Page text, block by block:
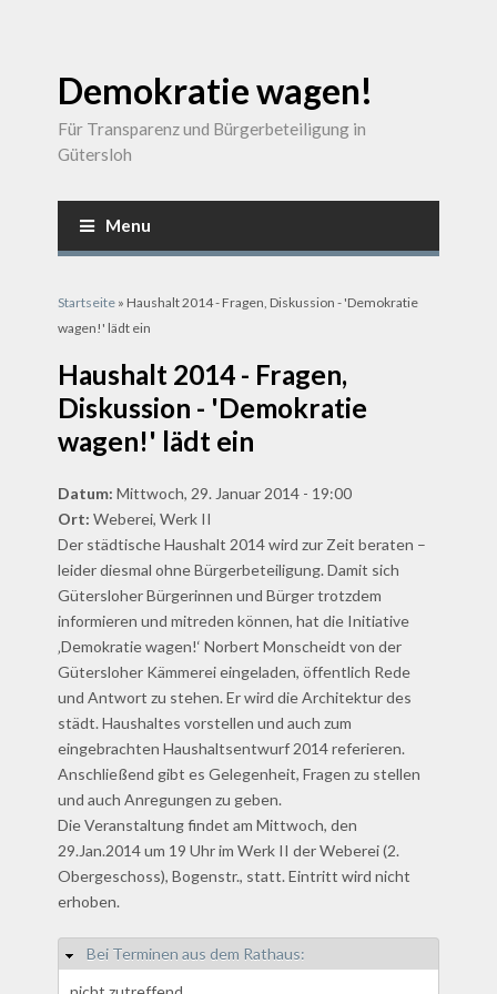
Demokratie wagen!
Für Transparenz und Bürgerbeteiligung in
Gütersloh
Menu
Sie sind hier
Startseite » Haushalt 2014 - Fragen, Diskussion - 'Demokratie
wagen!' lädt ein
Haushalt 2014 - Fragen,
Diskussion - 'Demokratie
wagen!' lädt ein
Datum:Mittwoch, 29. Januar 2014 - 19:00
Ort:Weberei, Werk II
Der städtische Haushalt 2014 wird zur Zeit beraten –
leider diesmal ohne Bürgerbeteiligung. Damit sich
Gütersloher Bürgerinnen und Bürger trotzdem
informieren und mitreden können, hat die Initiative
‚Demokratie wagen!‘ Norbert Monscheidt von der
Gütersloher Kämmerei eingeladen, öffentlich Rede
und Antwort zu stehen. Er wird die Architektur des
städt. Haushaltes vorstellen und auch zum
eingebrachten Haushaltsentwurf 2014 referieren.
Anschließend gibt es Gelegenheit, Fragen zu stellen
und auch Anregungen zu geben.
Die Veranstaltung findet am Mittwoch, den
29.Jan.2014 um 19 Uhr im Werk II der Weberei (2.
Obergeschoss), Bogenstr., statt. Eintritt wird nicht
erhoben.
Hide
Bei Terminen aus dem Rathaus: